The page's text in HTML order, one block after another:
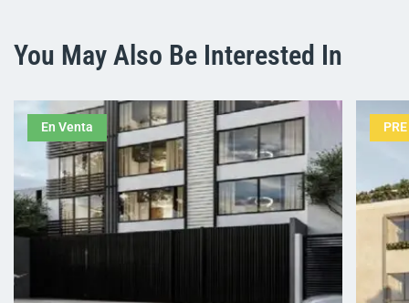
You May Also Be Interested In
En Venta